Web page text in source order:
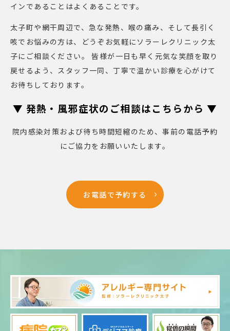
インであることはよくあることです。
太子町や網干周辺で、急な発熱、喉の痛み、そして長引く
咳でお悩みの方は、どうぞお気軽にソラーレクリニック太
子にご相談ください。 皆様が一日も早く元気な笑顔を取り
戻せるよう、スタッフ一同、丁寧で温かい診療を心がけて
お待ちしております。
▼ 発熱・風邪症状のご相談はこちらから ▼
院内感染対策および待ち時間短縮のため、事前の電話予約
にご協力をお願いいたします。
お電話で予約する